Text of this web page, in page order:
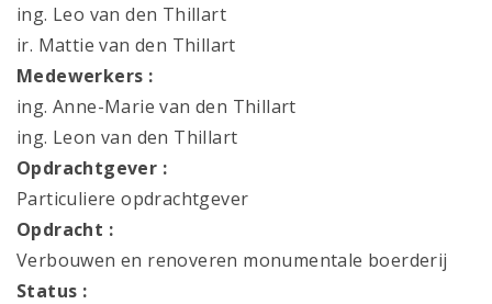
ing. Leo van den Thillart
ir. Mattie van den Thillart
Medewerkers :
ing. Anne-Marie van den Thillart
ing. Leon van den Thillart
Opdrachtgever :
Particuliere opdrachtgever
Opdracht :
Verbouwen en renoveren monumentale boerderij
Status :